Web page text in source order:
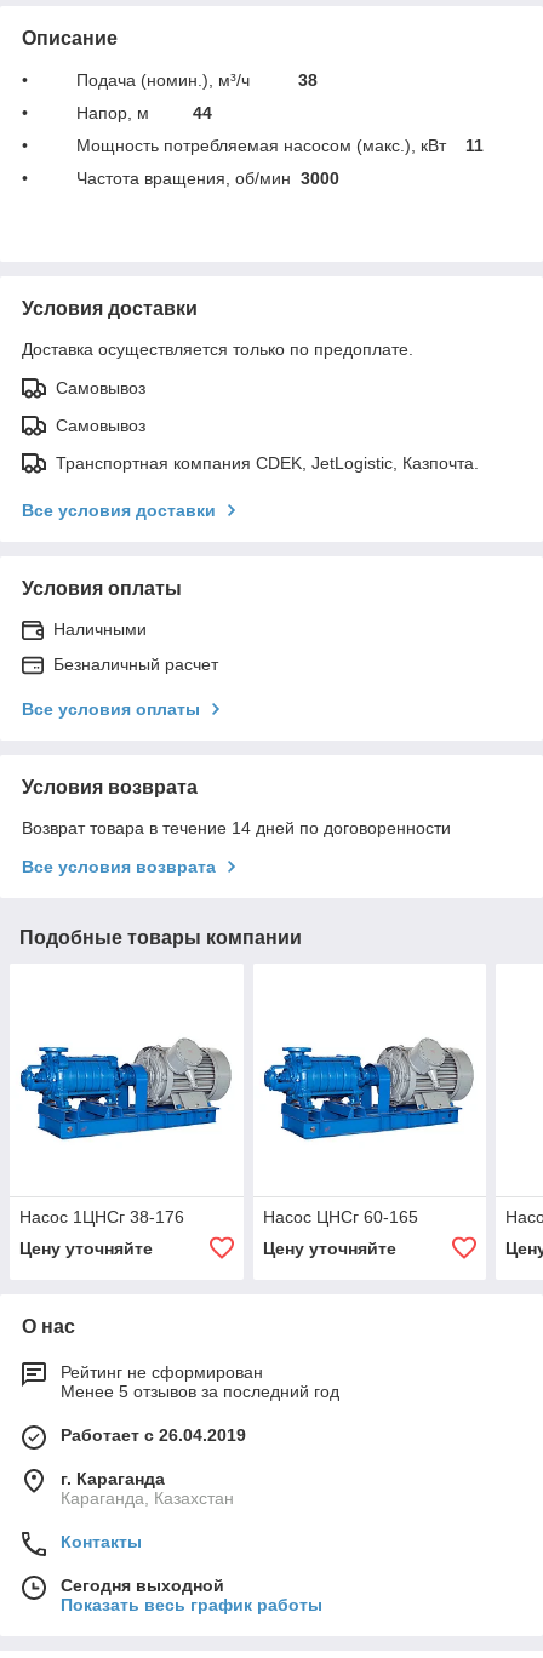
Описание
• Подача (номин.), м³/ч 38
• Напор, м 44
• Мощность потребляемая насосом (макс.), кВт 11
• Частота вращения, об/мин 3000
Условия доставки
Доставка осуществляется только по предоплате.
Самовывоз
Самовывоз
Транспортная компания CDEK, JetLogistic, Казпочта.
Все условия доставки
Условия оплаты
Наличными
Безналичный расчет
Все условия оплаты
Условия возврата
Возврат товара в течение 14 дней по договоренности
Все условия возврата
Подобные товары компании
Насос 1ЦНСг 38-176
Цену уточняйте
Насос ЦНСг 60-165
Цену уточняйте
О нас
Рейтинг не сформирован
Менее 5 отзывов за последний год
Работает с 26.04.2019
г. Караганда
Караганда, Казахстан
Контакты
Сегодня выходной
Показать весь график работы